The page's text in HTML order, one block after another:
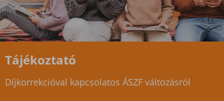
Tájékoztató
Díjkorrekcióval kapcsolatos ÁSZF változásról